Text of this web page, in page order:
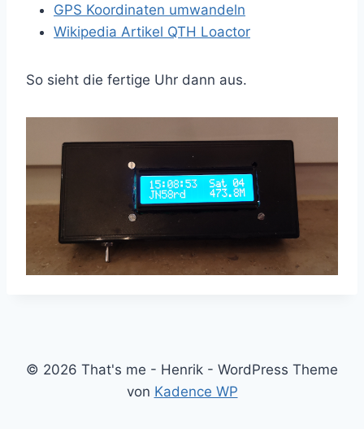
GPS Koordinaten umwandeln
Wikipedia Artikel QTH Loactor
So sieht die fertige Uhr dann aus.
© 2026 That's me - Henrik - WordPress Theme
von Kadence WP